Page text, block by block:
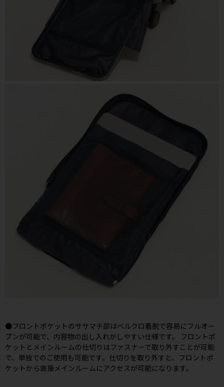
●フロントポケットのササマチ部はベルクロ着脱で容易にフルオー
プンが可能で、内容物の出し入れがしやすい仕様です。 フロントポ
ケットとメインルームの仕切りはファスナーで取り外すことが可能
で、単独でのご使用も可能です。仕切りを取り外すと、フロントポ
ケットから直接メインルームにアクセスが可能になります。